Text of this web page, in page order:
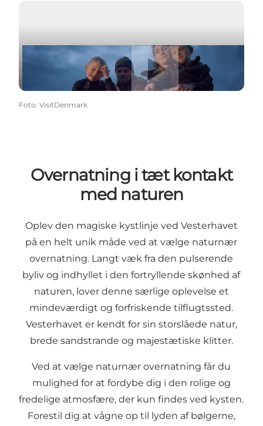
Naturnære oplevelser tæt på vandet
Afspil video
Naturnære oplevelser tæt på vandet
Foto: VisitDenmark
Overnatning i tæt kontakt
med naturen
Oplev den magiske kystlinje ved Vesterhavet
på en helt unik måde ved at vælge naturnær
overnatning. Langt væk fra den pulserende
byliv og indhyllet i den fortryllende skønhed af
naturen, lover denne særlige oplevelse et
mindeværdigt og forfriskende tilflugtssted.
Vesterhavet er kendt for sin storslåede natur,
brede sandstrande og majestætiske klitter.
Ved at vælge naturnær overnatning får du
mulighed for at fordybe dig i den rolige og
fredelige atmosfære, der kun findes ved kysten.
Forestil dig at vågne op til lyden af bølgerne,